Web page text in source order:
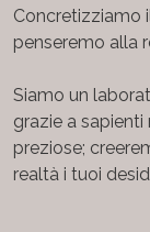
Concretizziamo
penseremo alla
Siamo un
grazie a
preziose;
realtà i tuoi